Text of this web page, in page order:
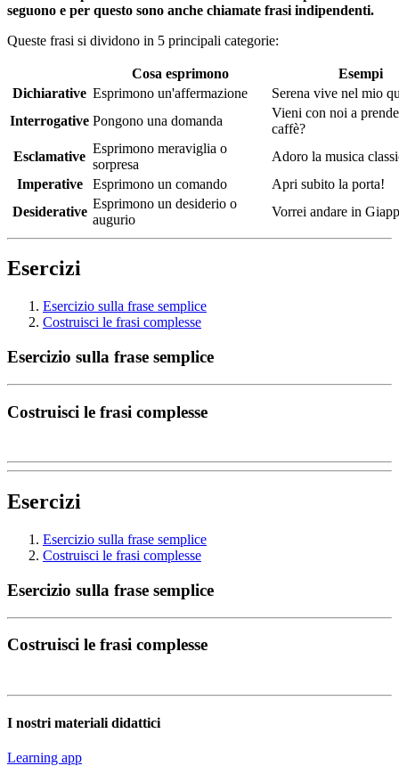
seguono e per questo sono anche chiamate frasi indipendenti.
Queste frasi si dividono in 5 principali categorie:
Cosa esprimono
Esempi
Dichiarative Esprimono un'affermazione
Serena vive nel mio
Interrogative Pongono una domanda
Vieni con noi a
caffè?
Esclamative
Esprimono meraviglia o
sorpresa
Adoro la musica
Imperative
Esprimono un comando
Apri subito la porta!
Desiderative
Esprimono un desiderio o
augurio
Vorrei andare in
Esercizi
Esercizio sulla frase semplice
Costruisci le frasi complesse
Esercizio sulla frase semplice
Costruisci le frasi complesse
Esercizi
Esercizio sulla frase semplice
Costruisci le frasi complesse
Esercizio sulla frase semplice
Costruisci le frasi complesse
I nostri materiali didattici
Learning app